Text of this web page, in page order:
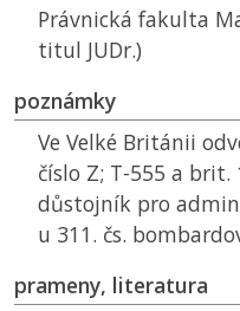
Právnická fakulta
titul JUDr.)
poznámky
Ve Velké Británii
číslo Z; T-555 a brit.
důstojník pro
u 311. čs.
prameny, literatura